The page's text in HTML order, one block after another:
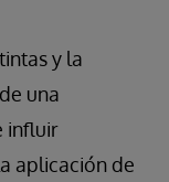
y la
una
influir
aplicación de